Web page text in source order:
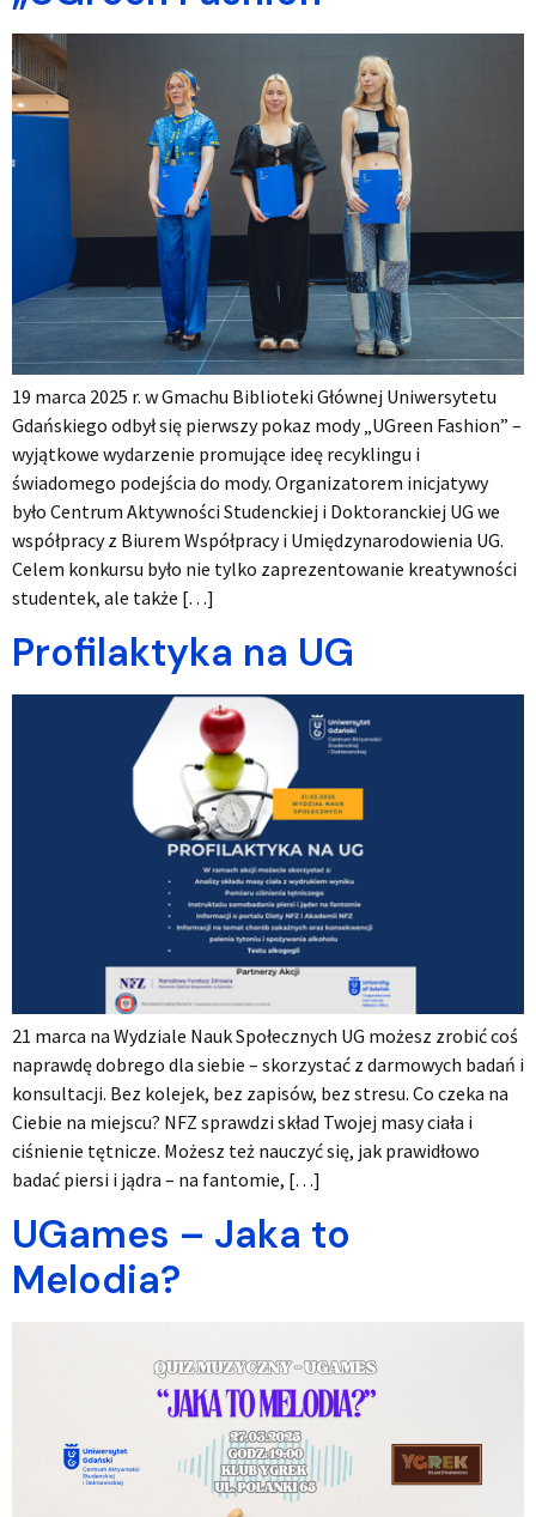
19 marca 2025 r. w Gmachu Biblioteki Głównej Uniwersytetu
Gdańskiego odbył się pierwszy pokaz mody „UGreen Fashion” –
wyjątkowe wydarzenie promujące ideę recyklingu i
świadomego podejścia do mody. Organizatorem inicjatywy
było Centrum Aktywności Studenckiej i Doktoranckiej UG we
współpracy z Biurem Współpracy i Umiędzynarodowienia UG.
Celem konkursu było nie tylko zaprezentowanie kreatywności
studentek, ale także […]
Profilaktyka na UG
21 marca na Wydziale Nauk Społecznych UG możesz zrobić coś
naprawdę dobrego dla siebie – skorzystać z darmowych badań i
konsultacji. Bez kolejek, bez zapisów, bez stresu. Co czeka na
Ciebie na miejscu? NFZ sprawdzi skład Twojej masy ciała i
ciśnienie tętnicze. Możesz też nauczyć się, jak prawidłowo
badać piersi i jądra – na fantomie, […]
UGames – Jaka to
Melodia?